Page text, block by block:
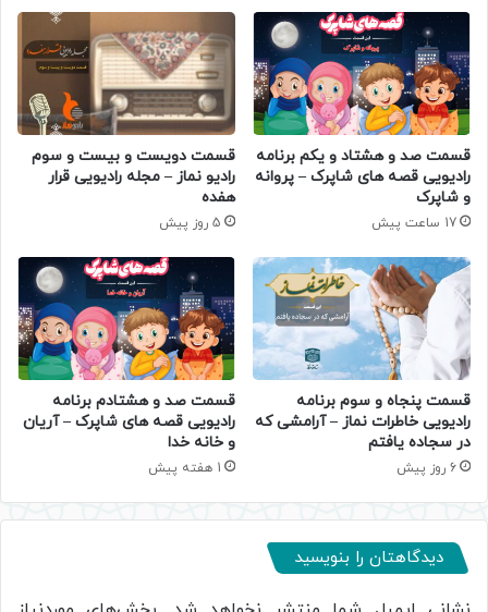
قسمت صد و هشتاد و یکم برنامه
رادیویی قصه های شاپرک – پروانه
و شاپرک
17 ساعت پیش
قسمت دویست و بیست و سوم
رادیو نماز – مجله رادیویی قرار
هفده
5 روز پیش
قسمت پنجاه و سوم برنامه
رادیویی خاطرات نماز – آرامشی که
در سجاده یافتم
6 روز پیش
قسمت صد و هشتادم برنامه
رادیویی قصه های شاپرک – آریان
و خانه خدا
1 هفته پیش
دیدگاهتان را بنویسید